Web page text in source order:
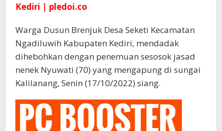
Kediri | pledoi.co
Warga Dusun Brenjuk Desa Seketi Kecamatan
Ngadiluwih Kabupaten Kediri, mendadak
dihebohkan dengan penemuan sesosok jasad
nenek Nyuwati (70) yang mengapung di sungai
Kalilanang, Senin (17/10/2022) siang.